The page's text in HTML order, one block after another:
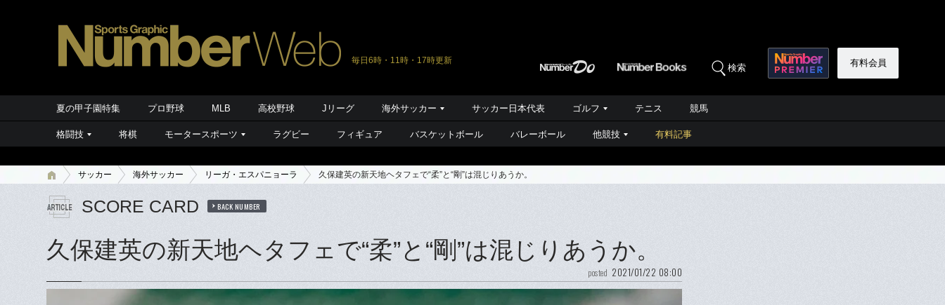
毎日6時・11時・17時更新
検索 有料会員
夏の甲子園特集 プロ野球 MLB 高校野球 Jリーグ 海外サッカー サッカー日本代表 ゴルフ テニス 競馬
格闘技 将棋 モータースポーツ ラグビー フィギュア バスケットボール バレーボール 他競技 有料記事
サッカー 海外サッカー リーガ・エスパニョーラ 久保建英の新天地ヘタフェで“柔”と“剛”は混じりあうか。
SCORE CARD BACK NUMBER
久保建英の新天地ヘタフェで“柔”と“剛”は混じりあうか。
posted 2021/01/22 08:00